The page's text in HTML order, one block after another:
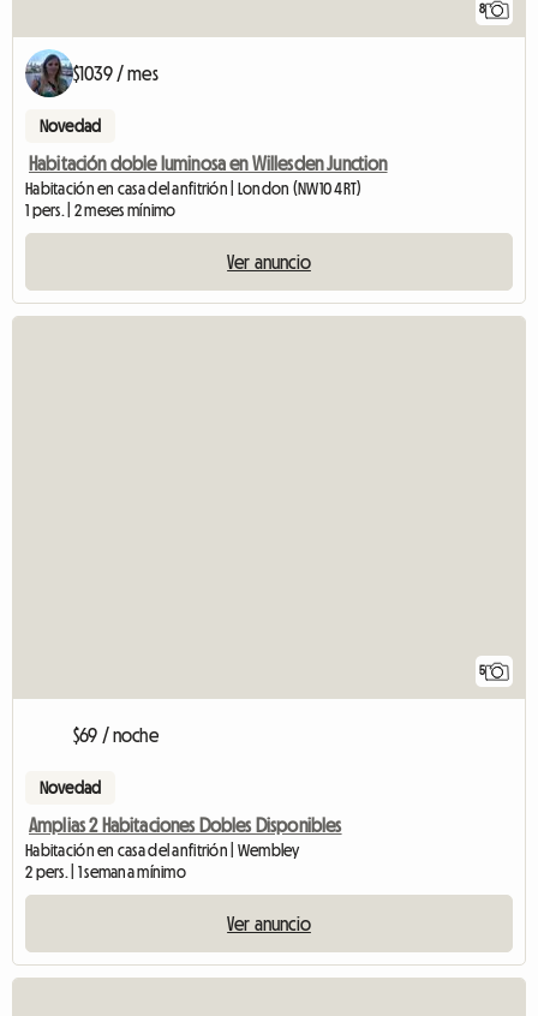
8
$1039 / mes
Novedad
Habitación doble luminosa en Willesden Junction
Habitación en casa del anfitrión | London (NW10 4RT)
1 pers. | 2 meses mínimo
Ver anuncio
5
$69 / noche
Novedad
Amplias 2 Habitaciones Dobles Disponibles
Habitación en casa del anfitrión | Wembley
2 pers. | 1 semana mínimo
Ver anuncio